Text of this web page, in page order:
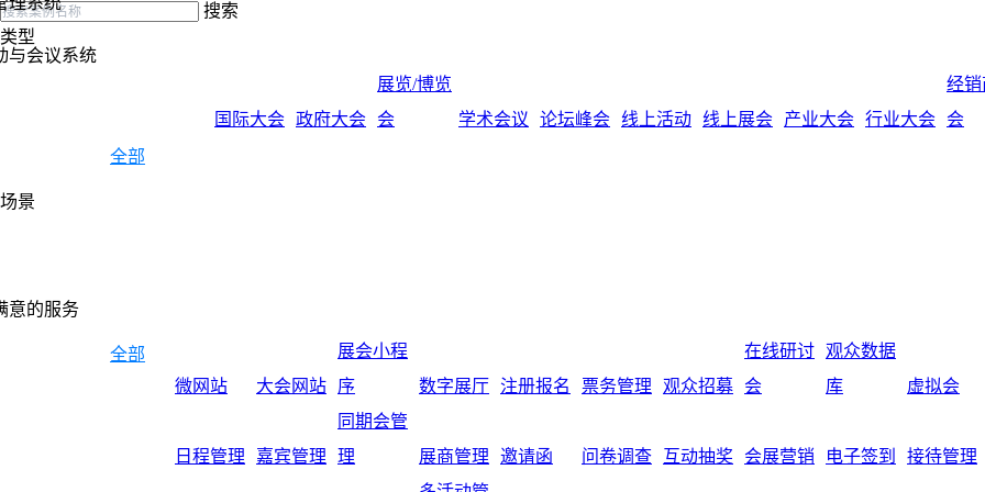
与会议系统
意的服务
搜索
类型
全部
国际大会 政府大会
展览/博览
会
学术会议 论坛峰会 线上活动 线上展会 产业大会 行业大会
经
会
场景
全部
微网站
大会网站
展会小程
序
数字展厅 注册报名 票务管理 观众招募
在线研讨
会
观众数据
库
虚拟会
日程管理 嘉宾管理
同期会管
理
展商管理 邀请函 问卷调查 互动抽奖 会展营销 电子签到
接待管理